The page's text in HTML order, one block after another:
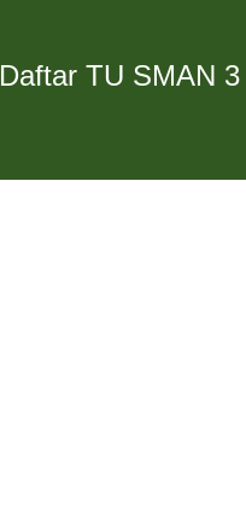
Daftar TU SMAN